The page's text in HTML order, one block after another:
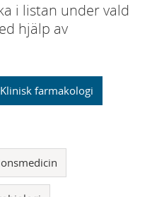
i listan under vald
hjälp av
Klinisk farmakologi